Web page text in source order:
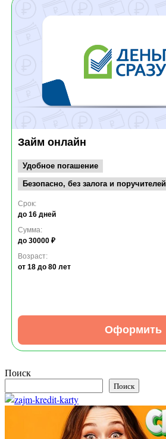
Займ онлайн
Удобное погашение
Безопасно, без залога и поручителей
Срок:
до 16 дней
Сумма:
до 30000 ₽
Возраст:
от 18 до 80 лет
Оформить
Поиск
Поиск